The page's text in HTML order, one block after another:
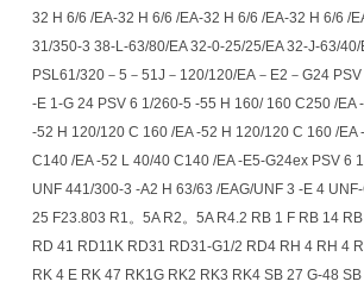
32 H 6/6 /EA-32 H 6/6 /EA-32 H 6/6 /EA-32 H 6/6 /
31/350-3 38-L-63/80/EA 32-0-25/25/EA 32-J-63/
PSL61/320－5－51J－120/120/EA－E2－G24
-E 1-G 24 PSV 6 1/260-5 -55 H 160/ 160 C250 /
-52 H 120/120 C 160 /EA -52 H 120/120 C 160 /
C140 /EA -52 L 40/40 C140 /EA -E5-G24ex PSV 6
UNF 441/300-3 -A2 H 63/63 /EAG/UNF 3 -E 4
25 F23.803 R1。5A R2。5A R4.2 RB 1 F RB 14
RD 41 RD11K RD31 RD31-G1/2 RD4 RH 4 RH 4
RK 4 E RK 47 RK1G RK2 RK3 RK4 SB 27 G-48